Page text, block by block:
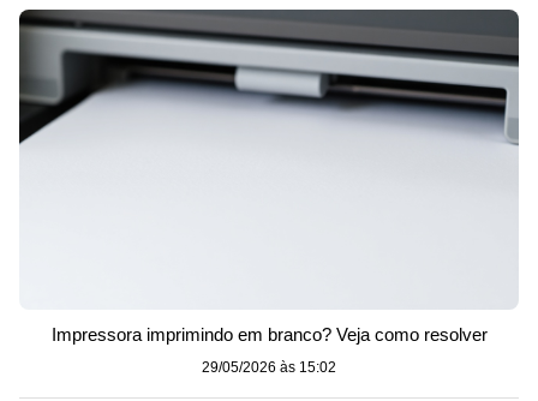
Impressora imprimindo em branco? Veja como resolver
29/05/2026 às 15:02